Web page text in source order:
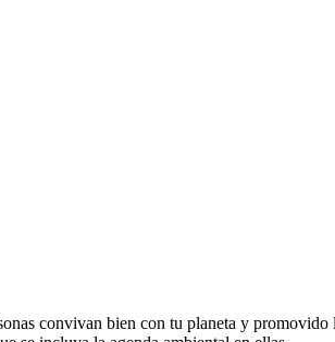
convivan bien con tu planeta y